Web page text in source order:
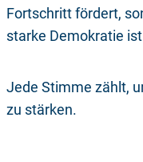
Fortschritt fördert,
starke Demokratie
Jede Stimme zählt,
zu stärken.